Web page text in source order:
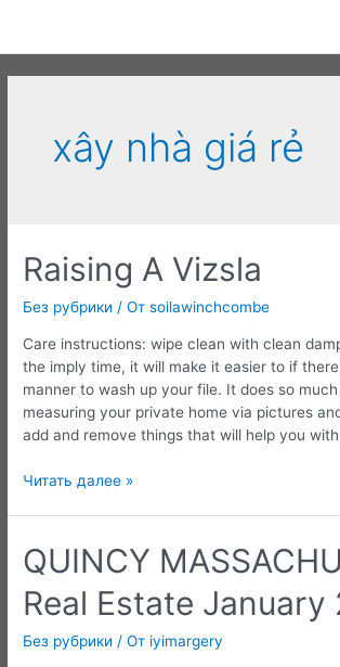
содержимому
xây nhà giá rẻ
Raising A Vizsla
Без рубрики / От soilawinchcombe
Care instructions: wipe clean with clean
the imply time, it will make it easier to if
manner to wash up your file. It does so
measuring your private home via pictures
add and remove things that will help you
Raising
Читать далее »
QUINCY
Real Estate January
Без рубрики / От iyimargery